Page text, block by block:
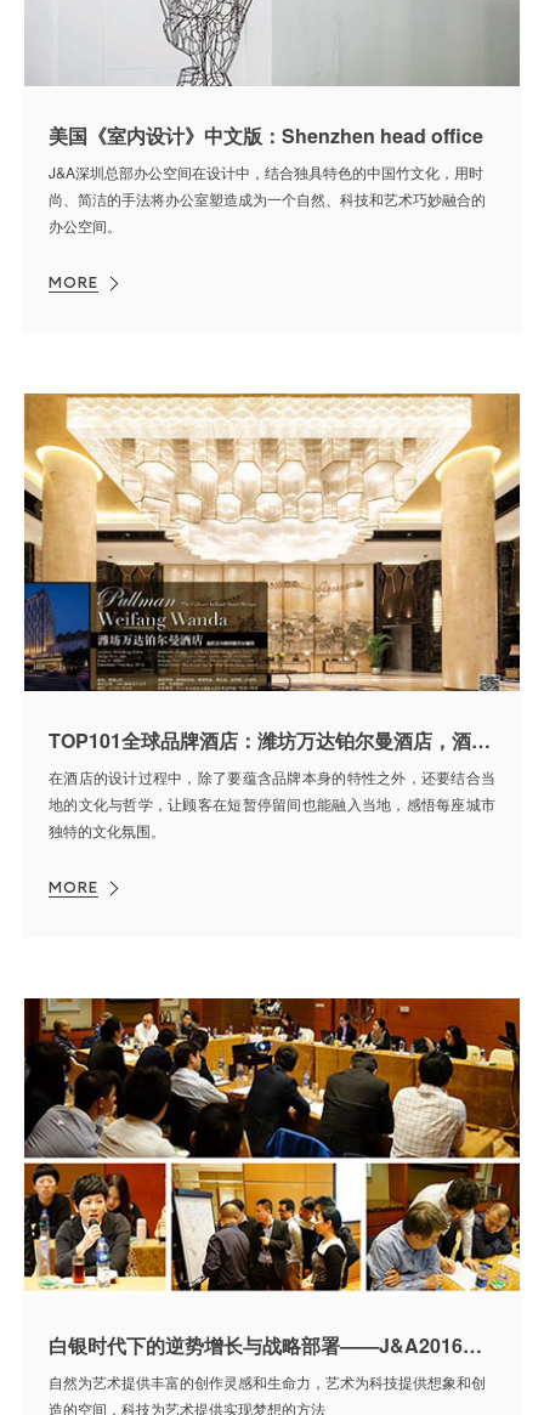
美国《室内设计》中文版：Shenzhen head office
J&A深圳总部办公空间在设计中，结合独具特色的中国竹文化，用时
尚、简洁的手法将办公室塑造成为一个自然、科技和艺术巧妙融合的
办公空间。
MORE
TOP101全球品牌酒店：潍坊万达铂尔曼酒店，酒店设计背后的文化情怀
在酒店的设计过程中，除了要蕴含品牌本身的特性之外，还要结合当
地的文化与哲学，让顾客在短暂停留间也能融入当地，感悟每座城市
独特的文化氛围。
MORE
白银时代下的逆势增长与战略部署——J&A2016年度战略研讨会圆满结束
自然为艺术提供丰富的创作灵感和生命力，艺术为科技提供想象和创
造的空间，科技为艺术提供实现梦想的方法